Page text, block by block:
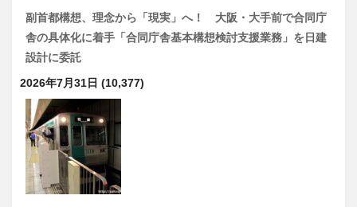
副首都構想、理念から「現実」へ！ 大阪・大手前で合同庁
舎の具体化に着手「合同庁舎基本構想検討支援業務」を日建
設計に委託
2026年7月31日 (10,377)